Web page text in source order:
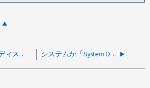
ADP 構成でのディスク交換後に「 sysconfig -r 」で交換したディスクが表示されません システムが「System DIMM configuration is not supported」というエラーで起動に失敗します。